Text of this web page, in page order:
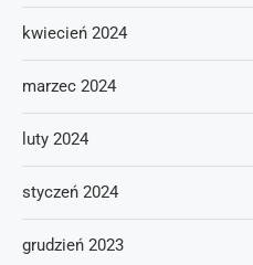
kwiecień 2024
marzec 2024
luty 2024
styczeń 2024
grudzień 2023